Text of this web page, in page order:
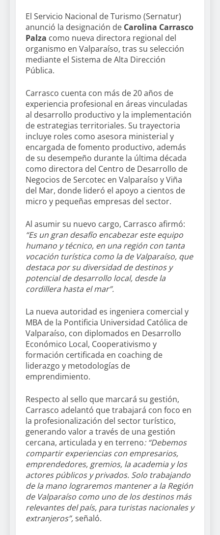
El Servicio Nacional de Turismo (Sernatur)
anunció la designación de Carolina Carrasco
Palza como nueva directora regional del
organismo en Valparaíso, tras su selección
mediante el Sistema de Alta Dirección
Pública.
Carrasco cuenta con más de 20 años de
experiencia profesional en áreas vinculadas
al desarrollo productivo y la implementación
de estrategias territoriales. Su trayectoria
incluye roles como asesora ministerial y
encargada de fomento productivo, además
de su desempeño durante la última década
como directora del Centro de Desarrollo de
Negocios de Sercotec en Valparaíso y Viña
del Mar, donde lideró el apoyo a cientos de
micro y pequeñas empresas del sector.
Al asumir su nuevo cargo, Carrasco afirmó:
“Es un gran desafío encabezar este equipo
humano y técnico, en una región con tanta
vocación turística como la de Valparaíso, que
destaca por su diversidad de destinos y
potencial de desarrollo local, desde la
cordillera hasta el mar”.
La nueva autoridad es ingeniera comercial y
MBA de la Pontificia Universidad Católica de
Valparaíso, con diplomados en Desarrollo
Económico Local, Cooperativismo y
formación certificada en coaching de
liderazgo y metodologías de
emprendimiento.
Respecto al sello que marcará su gestión,
Carrasco adelantó que trabajará con foco en
la profesionalización del sector turístico,
generando valor a través de una gestión
cercana, articulada y en terreno: “Debemos
compartir experiencias con empresarios,
emprendedores, gremios, la academia y los
actores públicos y privados. Solo trabajando
de la mano lograremos mantener a la Región
de Valparaíso como uno de los destinos más
relevantes del país, para turistas nacionales y
extranjeros”,señaló.